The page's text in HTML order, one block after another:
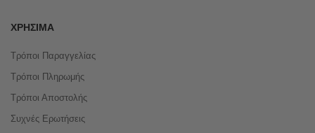
ΧΡΉΣΙΜΑ
Τρόποι Παραγγελίας
Τρόποι Πληρωμής
Τρόποι Αποστολής
Συχνές Ερωτήσεις